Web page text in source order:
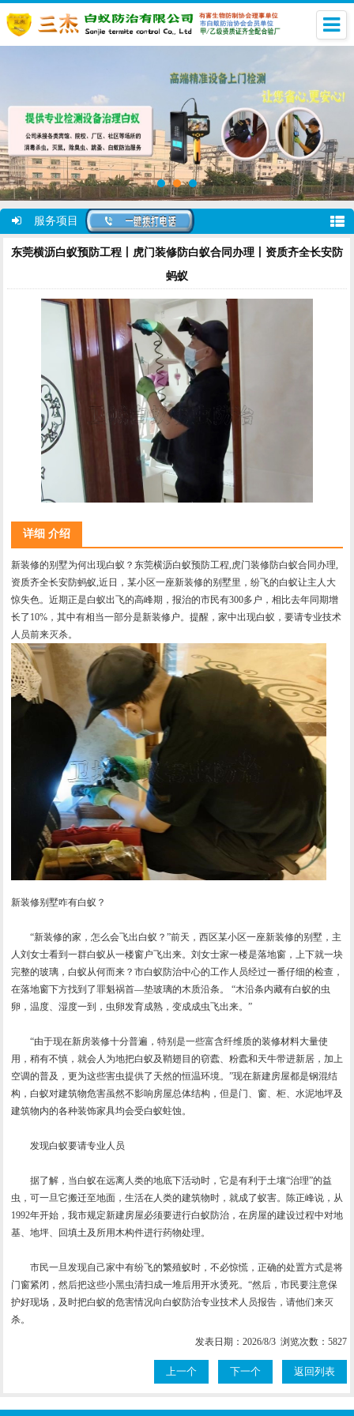
服务项目
东莞横沥白蚁预防工程丨虎门装修防白蚁合同办理丨资质齐全长安防
蚂蚁
详细 介绍
新装修的别墅为何出现白蚁？东莞横沥白蚁预防工程,虎门装修防白蚁合同办理,
资质齐全长安防蚂蚁,近日，某小区一座新装修的别墅里，纷飞的白蚁让主人大
惊失色。近期正是白蚁出飞的高峰期，报治的市民有300多户，相比去年同期增
长了10%，其中有相当一部分是新装修户。提醒，家中出现白蚁，要请专业技术
人员前来灭杀。
新装修别墅咋有白蚁？
“新装修的家，怎么会飞出白蚁？”前天，西区某小区一座新装修的别墅，主
人刘女士看到一群白蚁从一楼窗户飞出来。刘女士家一楼是落地窗，上下就一块
完整的玻璃，白蚁从何而来？市白蚁防治中心的工作人员经过一番仔细的检查，
在落地窗下方找到了罪魁祸首—垫玻璃的木质沿条。 “木沿条内藏有白蚁的虫
卵，温度、湿度一到，虫卵发育成熟，变成成虫飞出来。”
“由于现在新房装修十分普遍，特别是一些富含纤维质的装修材料大量使
用，稍有不慎，就会人为地把白蚁及鞘翅目的窃蠹、粉蠹和天牛带进新居，加上
空调的普及，更为这些害虫提供了天然的恒温环境。”现在新建房屋都是钢混结
构，白蚁对建筑物危害虽然不影响房屋总体结构，但是门、窗、柜、水泥地坪及
建筑物内的各种装饰家具均会受白蚁蛀蚀。
发现白蚁要请专业人员
据了解，当白蚁在远离人类的地底下活动时，它是有利于土壤“治理”的益
虫，可一旦它搬迁至地面，生活在人类的建筑物时，就成了蚁害。陈正峰说，从
1992年开始，我市规定新建房屋必须要进行白蚁防治，在房屋的建设过程中对地
基、地坪、回填土及所用木构件进行药物处理。
市民一旦发现自己家中有纷飞的繁殖蚁时，不必惊慌，正确的处置方式是将
门窗紧闭，然后把这些小黑虫清扫成一堆后用开水烫死。“然后，市民要注意保
护好现场，及时把白蚁的危害情况向白蚁防治专业技术人员报告，请他们来灭
杀。
发表日期：2026/8/3 浏览次数：5827
上一个 下一个 返回列表